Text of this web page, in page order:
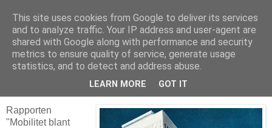
Arkitektur & Miljøteknologi
27 mai 2020
Boligmarkedets sistegangskjøpere
Rapporten
"Mobilitet blant
This site uses cookies from Google to deliver its services
and to analyze traffic. Your IP address and user-agent are
shared with Google along with performance and security
metrics to ensure quality of service, generate usage
statistics, and to detect and address abuse.
LEARN MORE GOT IT